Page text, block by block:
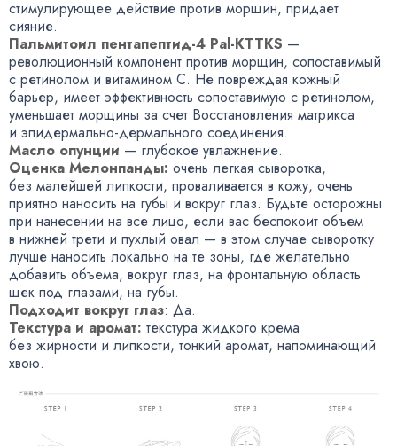
стимулирующее действие против морщин, придает
сияние.
Пальмитоил пентапептид-4 Pal-KTTKS —
революционный компонент против морщин, сопоставимый
с ретинолом и витамином С. Не повреждая кожный
барьер, имеет эффективность сопоставимую с ретинолом,
уменьшает морщины за счет Восстановления матрикса
и эпидермально-дермального соединения.
Масло опунции — глубокое увлажнение.
Оценка Мелонпанды: очень легкая сыворотка,
без малейшей липкости, проваливается в кожу, очень
приятно наносить на губы и вокруг глаз. Будьте осторожны
при нанесении на все лицо, если вас беспокоит объем
в нижней трети и пухлый овал — в этом случае сыворотку
лучше наносить локально на те зоны, где желательно
добавить объема, вокруг глаз, на фронтальную область
щек под глазами, на губы.
Подходит вокруг глаз: Да.
Текстура и аромат: текстура жидкого крема
без жирности и липкости, тонкий аромат, напоминающий
хвою.